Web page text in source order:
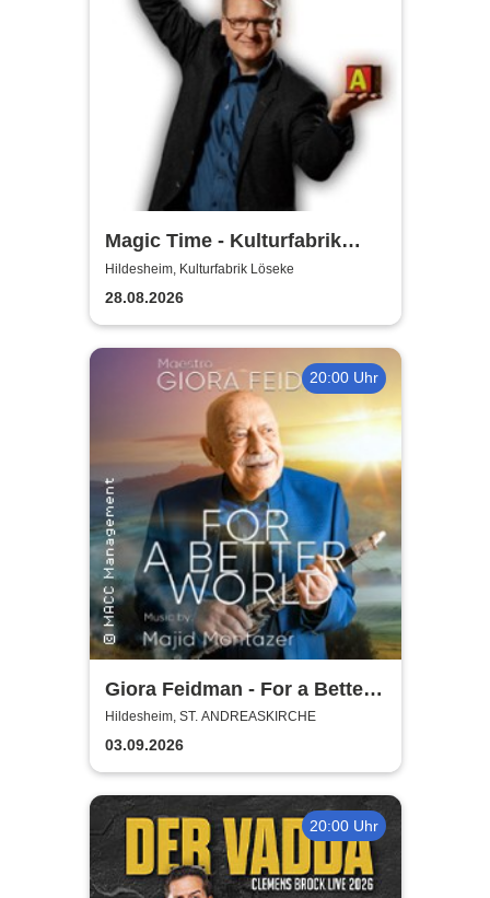
Magic Time - Kulturfabrik
Löseke
Hildesheim, Kulturfabrik Löseke
28.08.2026
20:00 Uhr
Giora Feidman - For a Better
World
Hildesheim, ST. ANDREASKIRCHE
03.09.2026
20:00 Uhr